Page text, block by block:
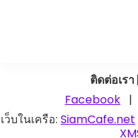
ติดต่อเร
Facebook |
เว็บในเครือ: SiamCafe.net